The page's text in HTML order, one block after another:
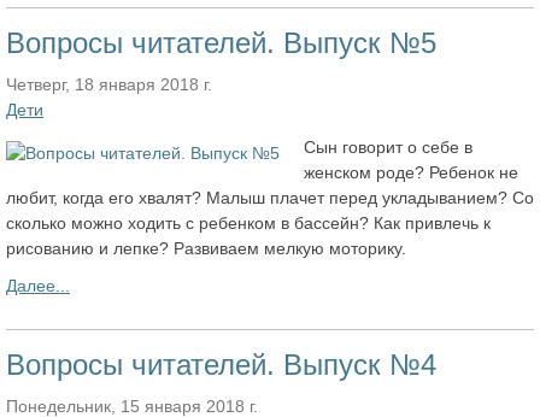
Вопросы читателей. Выпуск №5
Четверг, 18 января 2018 г.
Дети
Сын говорит о себе в
женском роде? Ребенок не
любит, когда его хвалят? Малыш плачет перед укладыванием? Со
сколько можно ходить с ребенком в бассейн? Как привлечь к
рисованию и лепке? Развиваем мелкую моторику.
Далее...
Вопросы читателей. Выпуск №4
Понедельник, 15 января 2018 г.